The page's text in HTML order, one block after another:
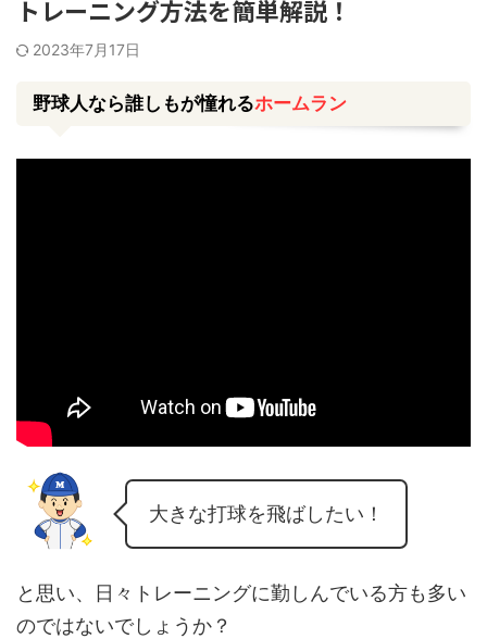
トレーニング方法を簡単解説！
2023年7月17日
野球人なら誰しもが憧れるホームラン
大きな打球を飛ばしたい！
と思い、日々トレーニングに勤しんでいる方も多い
のではないでしょうか？